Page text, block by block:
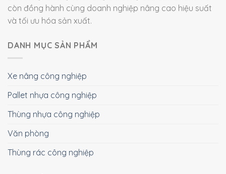
còn đồng hành cùng doanh nghiệp nâng cao hiệu suất
và tối ưu hóa sản xuất.
DANH MỤC SẢN PHẨM
Xe nâng công nghiệp
Pallet nhựa công nghiệp
Thùng nhựa công nghiệp
Văn phòng
Thùng rác công nghiệp